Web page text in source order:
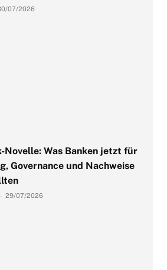
07/2026
Novelle: Was Banken jetzt für
Governance und Nachweise
29/07/2026